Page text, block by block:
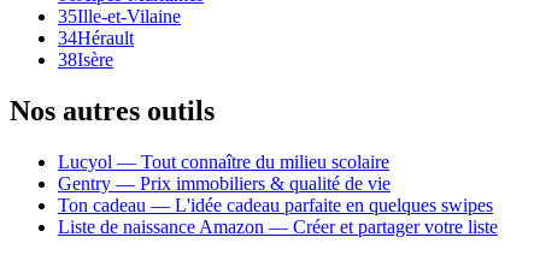
35Ille-et-Vilaine
34Hérault
38Isère
Nos autres outils
Lucyol — Tout connaître du milieu scolaire
Gentry — Prix immobiliers & qualité de vie
Ton cadeau — L'idée cadeau parfaite en quelques swipes
Liste de naissance Amazon — Créer et partager votre liste